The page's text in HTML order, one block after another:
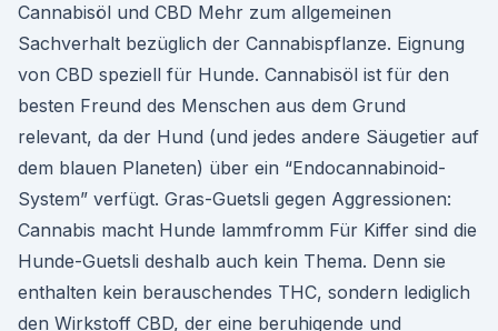
Cannabisöl und CBD Mehr zum allgemeinen
Sachverhalt bezüglich der Cannabispflanze. Eignung
von CBD speziell für Hunde. Cannabisöl ist für den
besten Freund des Menschen aus dem Grund
relevant, da der Hund (und jedes andere Säugetier auf
dem blauen Planeten) über ein “Endocannabinoid-
System” verfügt. Gras-Guetsli gegen Aggressionen:
Cannabis macht Hunde lammfromm Für Kiffer sind die
Hunde-Guetsli deshalb auch kein Thema. Denn sie
enthalten kein berauschendes THC, sondern lediglich
den Wirkstoff CBD, der eine beruhigende und